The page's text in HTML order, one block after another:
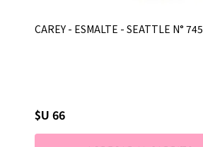
CAREY - ESMALTE - SEATTLE N° 745
$U 66